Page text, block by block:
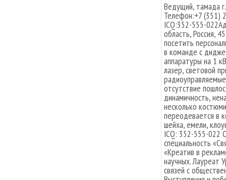
Ведущий, тамада
Телефон:+7 (351)
ICQ:352-555-
область, Россия,
посетить
в команде с
аппаратуры на 1
лазер, световой
отсутствие
динамичность,
несколько
переодевается в
шейха, емели,
ICQ: 352-555-022
специальность
«Креатив в
научных. Лауреат
связей с